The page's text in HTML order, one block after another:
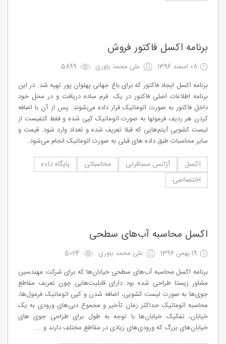
برنامه اکسل فاکتور فروش
08 اسفند 1396 علی محمد یاوری
5899
برنامه اکسل ایجاد فاکتور که برای باغ جهانی پهلوان پور تهیه شد. در این
برنامه اطلاعات اصلی فاکتور در یک فرم ساده دریافت و در محل خود
داخل فاکتور به صورت اتوماتیک قرار داده می‌شوند. پس از آن با اضافه
کردن هر ردیف فرمولها به صورت اتوماتیک کپی شده و فقط کتفیست از
لیست کشویی آیتم‌هایی که قبلا تعریف شده و تعداد وارد شود. قیمت و
سایر محاسبات طبق داده های قبلی به صورت اتوماتیک انجام می‌شود.
اکسل آژانس مسافرتی محاسباتی
پایگاه داده
اختصاصی
اکسل محاسبه آب‌های سطحی
19 بهمن 1396 علی محمد یاوری
5024
برنامه اکسل محاسبه آب‌های سطحی خیابان‌ها که برای شرکت مهندسین
مشاور زیستا طراحی شده بود دارای قابلیت‌هایی چون تعریف مقاطع
جوی‌ها به صورت لیست کشویی، اضافه شدن و کپی اتوماتیک فرمول‌ها،
محاسبه اتوماتیک حداکثر زمان تأخیر و مجموع دبی‌های ورودی به یک
خیابان، تفکیک خیابان‌ها با توجه به طول برای طراحی جوی های
خیابان‌های بزرگ که ورودی‌های زیادی در مقاطع مختلف دارند و ...